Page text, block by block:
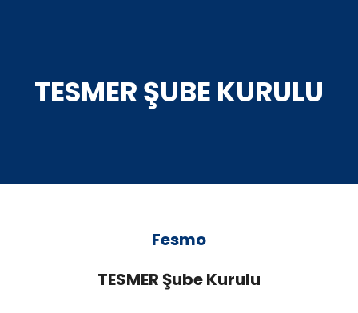
TESMER ŞUBE KURULU
Fesmo
TESMER Şube Kurulu